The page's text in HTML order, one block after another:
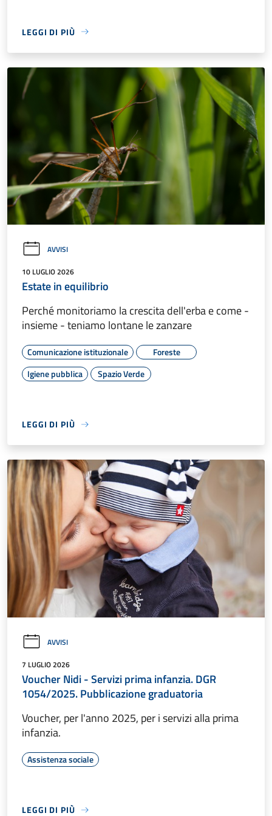
LEGGI DI PIÙ
AVVISI
10 LUGLIO 2026
Estate in equilibrio
Perché monitoriamo la crescita dell'erba e come -
insieme - teniamo lontane le zanzare
Comunicazione istituzionale
Foreste
Igiene pubblica
Spazio Verde
LEGGI DI PIÙ
AVVISI
7 LUGLIO 2026
Voucher Nidi - Servizi prima infanzia. DGR
1054/2025. Pubblicazione graduatoria
Voucher, per l'anno 2025, per i servizi alla prima
infanzia.
Assistenza sociale
LEGGI DI PIÙ